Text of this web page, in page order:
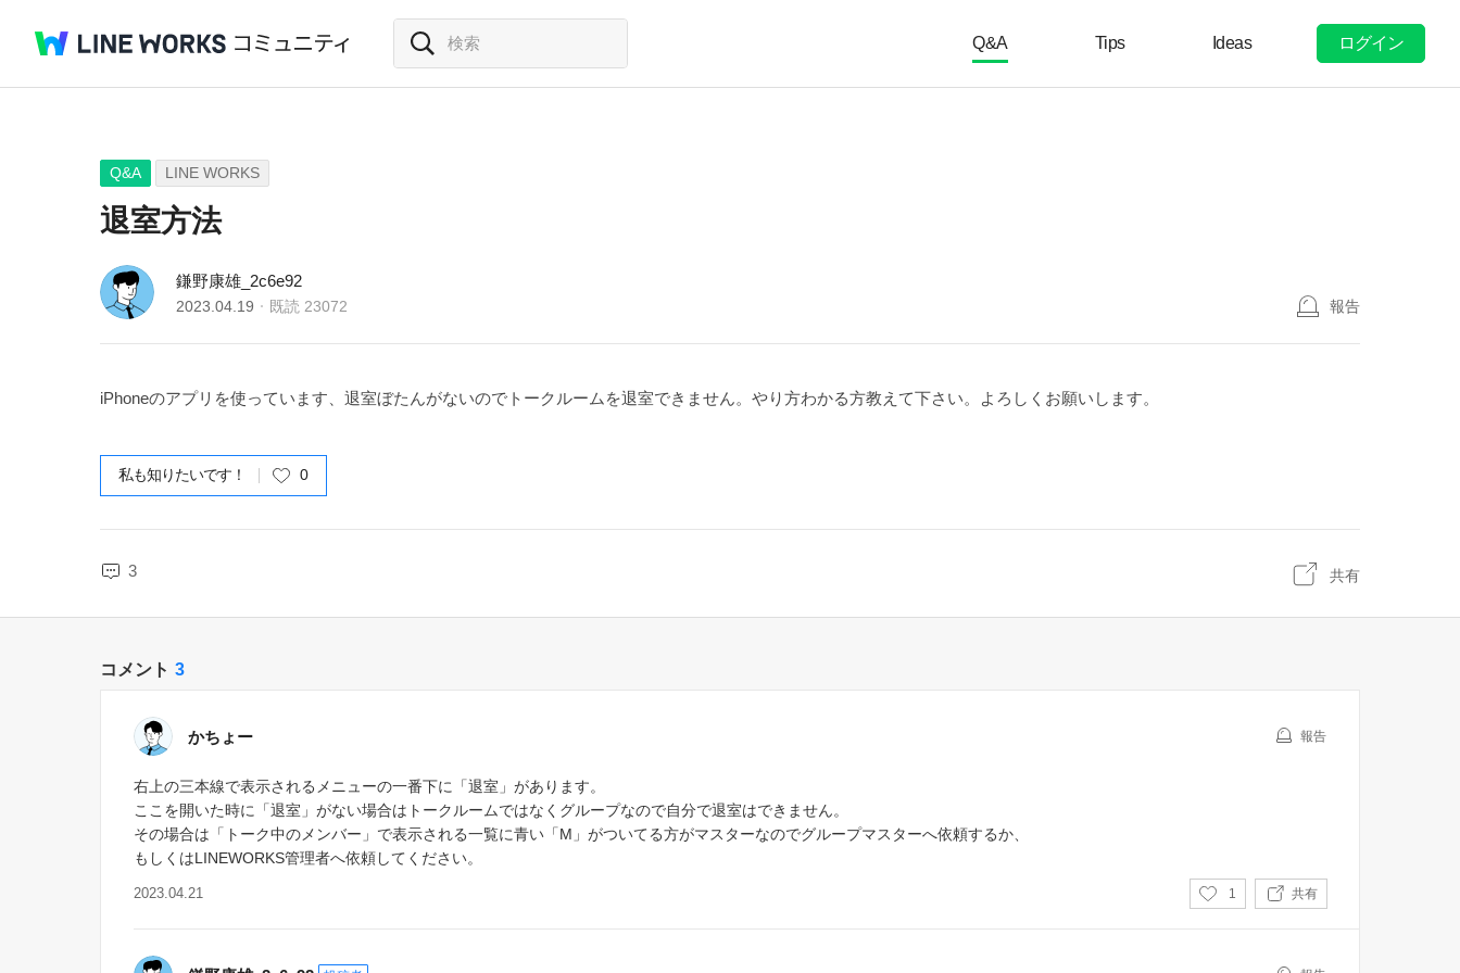
Q&A Tips Ideas ログイン
Q&A LINE WORKS
退室方法
鎌野康雄_2c6e92
2023.04.19 既読 23072 報告
iPhoneのアプリを使っています、退室ぼたんがないのでトークルームを退室できません。やり方わかる方教えて下さい。よろしくお願いします。
私も知りたいです！ 0
3 共有
コメント 3
かちょー 報告
右上の三本線で表示されるメニューの一番下に「退室」があります。
ここを開いた時に「退室」がない場合はトークルームではなくグループなので自分で退室はできません。
その場合は「トーク中のメンバー」で表示される一覧に青い「M」がついてる方がマスターなのでグループマスターへ依頼するか、
もしくはLINEWORKS管理者へ依頼してください。
2023.04.21
い
1 共有